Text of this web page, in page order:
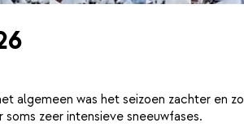
algemeen was het seizoen zachter en
zeer intensieve sneeuwfases.